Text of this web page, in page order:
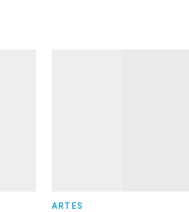
ARTES